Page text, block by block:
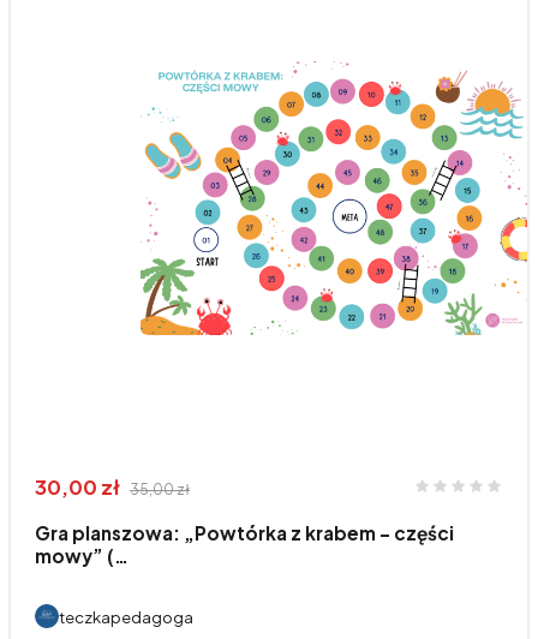
30,00 zł 35,00 zł
Gra planszowa: „Powtórka z krabem – części
mowy” (…
teczkapedagoga